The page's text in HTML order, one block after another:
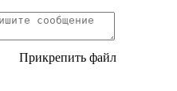
Прикрепить файл